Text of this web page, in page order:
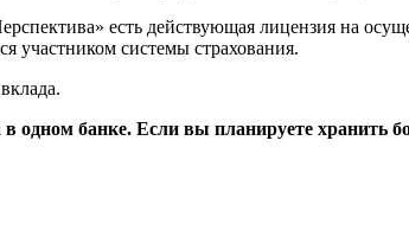
есть действующая лицензия на
участником системы страхования.
одном банке. Если вы планируете хранить